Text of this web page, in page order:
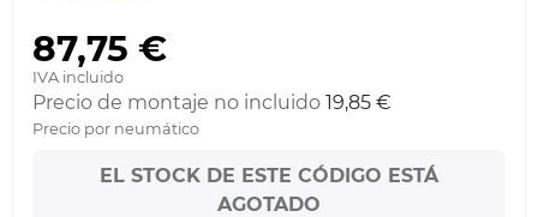
87,75 €
IVA incluido
Precio de montaje no incluido 19,85 €
Precio por neumático
EL STOCK DE ESTE CÓDIGO ESTÁ
AGOTADO